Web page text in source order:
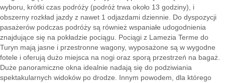
wyboru, krótki czas podróży (podróż trwa około 13 godziny), i
obszerny rozkład jazdy z nawet 1 odjazdami dziennie. Do dyspozycji
pasażerów podczas podróży są również wspaniałe udogodnienia
znajdujące się na pokładzie pociągu. Pociągi z Lamezia Terme do
Turyn mają jasne i przestronne wagony, wyposażone są w wygodne
fotele i oferują dużo miejsca na nogi oraz sporą przestrzeń na bagaż.
Duże panoramiczne okna idealnie nadają się do podziwiania
spektakularnych widoków po drodze. Innym powodem, dla którego